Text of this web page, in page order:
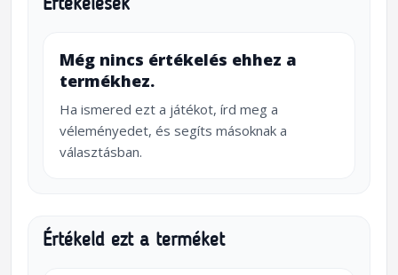
Értékelések
Még nincs értékelés ehhez a
termékhez.
Ha ismered ezt a játékot, írd meg a
véleményedet, és segíts másoknak a
választásban.
Értékeld ezt a terméket